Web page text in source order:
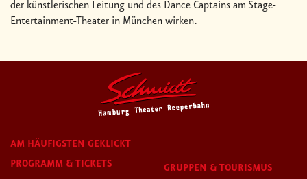
der künstlerischen Leitung und des Dance Captains am Stage-
Entertainment-Theater in München wirken.
AM HÄUFIGSTEN GEKLICKT
PROGRAMM & TICKETS
GRUPPEN & TOURISMUS